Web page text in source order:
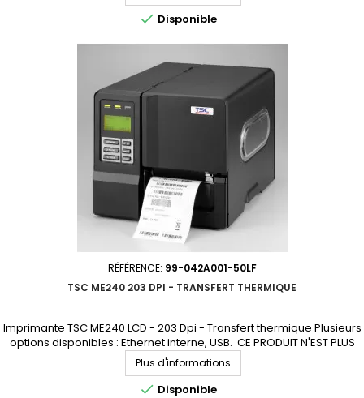
 Disponible
RÉFÉRENCE: 99-042A001-50LF
TSC ME240 203 DPI - TRANSFERT THERMIQUE
Imprimante TSC ME240 LCD - 203 Dpi - Transfert thermique Plusieurs
options disponibles : Ethernet interne, USB. CE PRODUIT N'EST PLUS
COMMERCIALISÉ. NOUS SOMMES À VOTRE DISPOSITION POUR VOUS
PROPOSER UN MODÈLE DE REMPLACEMENT.
Plus d'informations
 Disponible